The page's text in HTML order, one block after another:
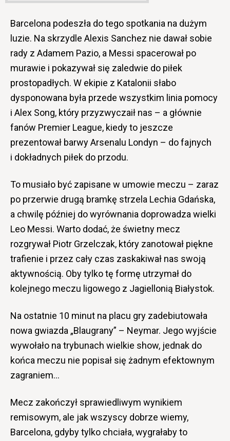
Barcelona podeszła do tego spotkania na dużym
luzie. Na skrzydle Alexis Sanchez nie dawał sobie
rady z Adamem Pazio, a Messi spacerował po
murawie i pokazywał się zaledwie do piłek
prostopadłych. W ekipie z Katalonii słabo
dysponowana była przede wszystkim linia pomocy
i Alex Song, który przyzwyczaił nas – a głównie
fanów Premier League, kiedy to jeszcze
prezentował barwy Arsenalu Londyn – do fajnych
i dokładnych piłek do przodu.
To musiało być zapisane w umowie meczu – zaraz
po przerwie drugą bramkę strzela Lechia Gdańska,
a chwilę później do wyrównania doprowadza wielki
Leo Messi. Warto dodać, że świetny mecz
rozgrywał Piotr Grzelczak, który zanotował piękne
trafienie i przez cały czas zaskakiwał nas swoją
aktywnością. Oby tylko tę formę utrzymał do
kolejnego meczu ligowego z Jagiellonią Białystok.
Na ostatnie 10 minut na placu gry zadebiutowała
nowa gwiazda „Blaugrany” – Neymar. Jego wyjście
wywołało na trybunach wielkie show, jednak do
końca meczu nie popisał się żadnym efektownym
zagraniem…
Mecz zakończył sprawiedliwym wynikiem
remisowym, ale jak wszyscy dobrze wiemy,
Barcelona, gdyby tylko chciała, wygrałaby to